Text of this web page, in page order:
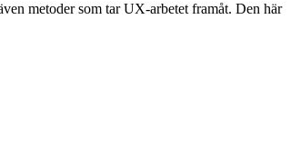
metoder som tar UX-arbetet framåt. Den här